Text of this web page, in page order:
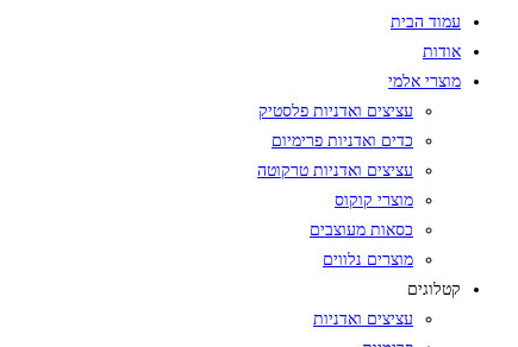
עמוד הבית
אודות
מוצרי אלמי
עציצים ואדניות פלסטיק
כדים ואדניות פרימיום
עציצים ואדניות טרקוטה
מוצרי קוקוס
כסאות מעוצבים
מוצרים נלווים
קטלוגים
עציצים ואדניות